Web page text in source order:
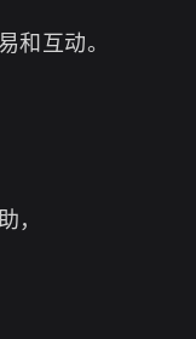
和互动。
，